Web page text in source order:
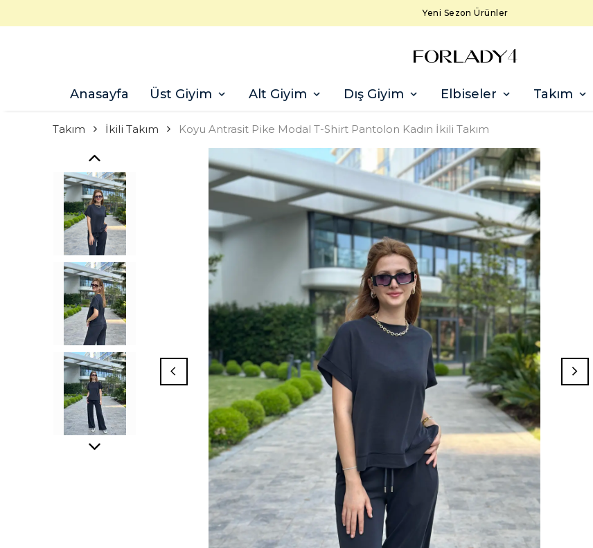
Yeni Sezon Ürünler
Anasayfa Üst Giyim Alt Giyim Dış Giyim Elbiseler Takım
Takım İkili Takım Koyu Antrasit Pike Modal T-Shirt Pantolon Kadın İkili Takım